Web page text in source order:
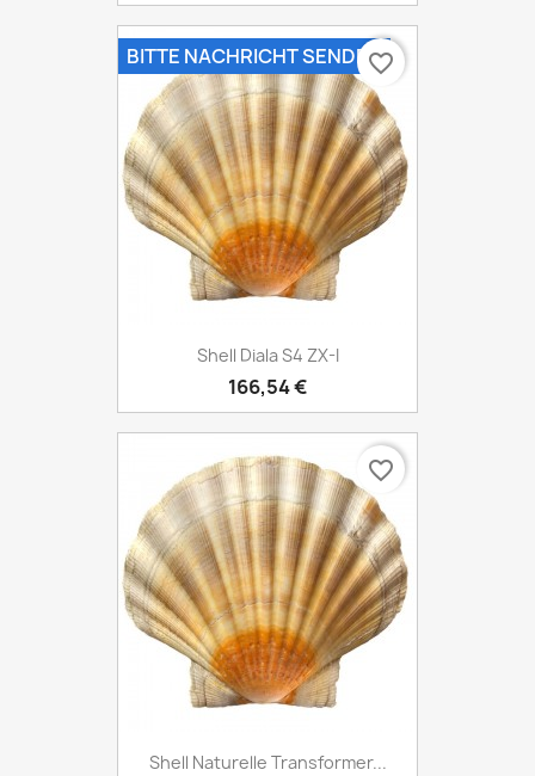
Shell Diala S4 ZX-I
166,54 €
BITTE NACHRICHT SENDENfavorite_border
Shell Naturelle Transformer...
favorite_border